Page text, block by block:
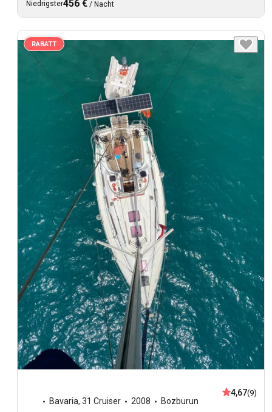
Niedrigster456 € / Nacht
RABATT
Bavaria, 31 Cruiser 2008 Bozburun
4,67(9)